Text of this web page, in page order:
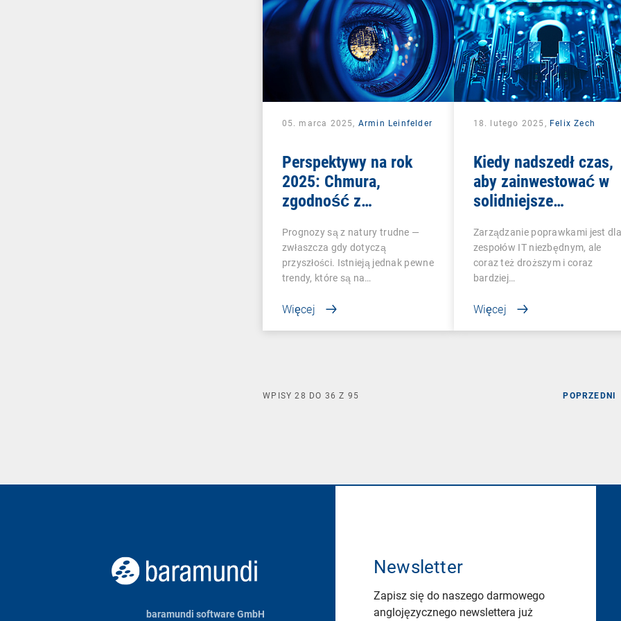
05. marca 2025, Armin Leinfelder
Perspektywy na rok
2025: Chmura,
zgodność z
Prognozy są z natury trudne —
zwłaszcza gdy dotyczą
przyszłości. Istnieją jednak pewne
trendy, które są na…
Więcej
18. lutego 2025, Felix Zech
Kiedy nadszedł czas,
aby zainwestować w
solidniejsze
zarządzania lukami w
zabezpieczeniach i
poprawkami?
Zarządzanie poprawkami jest dla
zespołów IT niezbędnym, ale
coraz też droższym i coraz
bardziej…
Więcej
POPRZEDNI
WPISY28 DO 36 Z 95
baramundi software GmbH
Newsletter
Zapisz się do naszego darmowego
anglojęzycznego newslettera już